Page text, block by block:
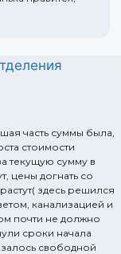
часть суммы была,
стоимости
текущую сумму в
цены догнать со
здесь решился
канализацией и
почти не должно
сроки начала
свободной